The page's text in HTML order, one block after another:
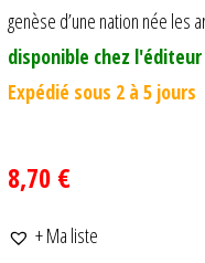
genèse d’une nation née les
disponible chez l'éditeur
Expédié sous 2 à 5 jours
8,70 €
+ Ma liste